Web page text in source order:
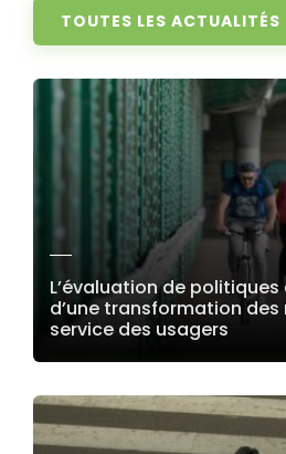
TOUTES LES ACTUALITÉS
L’évaluation de
d’une transformation
service des usagers
LIRE LA SUITE